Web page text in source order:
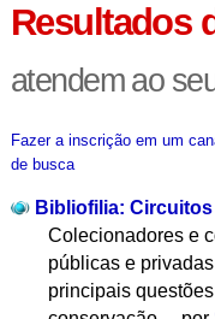
Resultados
atendem ao
Fazer a inscrição em um
de busca
Bibliofilia: Circuitos
Colecionadores e
públicas e
principais